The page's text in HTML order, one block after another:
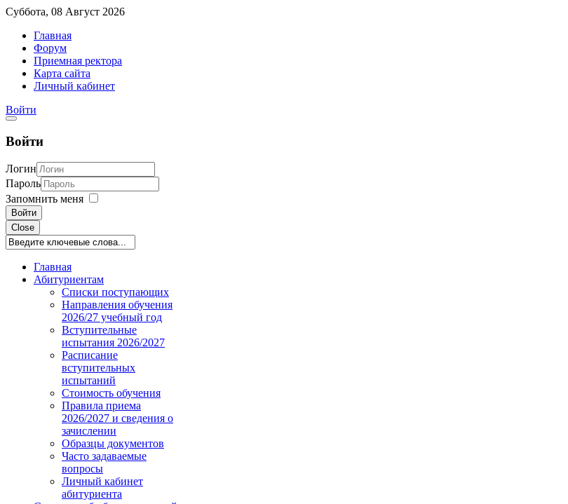
Суббота, 08 Август 2026
Главная
Форум
Приемная ректора
Карта сайта
Личный кабинет
Войти
Войти
Логин
Пароль
Запомнить меня
Войти
Close
Главная
Абитуриентам
Списки поступающих
Направления обучения
2026/27 учебный год
Вступительные
испытания 2026/2027
Расписание
вступительных
испытаний
Стоимость обучения
Правила приема
2026/2027 и сведения о
зачислении
Образцы документов
Часто задаваемые
вопросы
Личный кабинет
абитуриента